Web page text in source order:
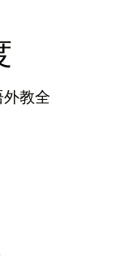
教全